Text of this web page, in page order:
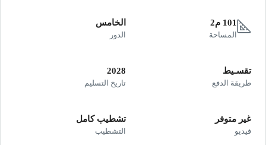
101 م2
المساحة
الخامس
الدور
تقسـيط
طريقة الدفع
2028
تاريخ التسليم
غير متوفر
فيديو
تشطيب كامل
التشطيب